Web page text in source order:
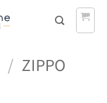
/ ZIPPO